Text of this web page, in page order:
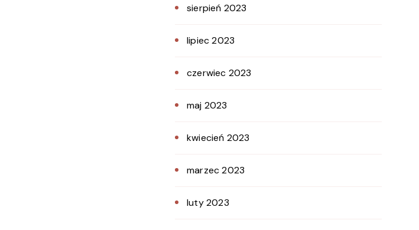
sierpień 2023
lipiec 2023
czerwiec 2023
maj 2023
kwiecień 2023
marzec 2023
luty 2023